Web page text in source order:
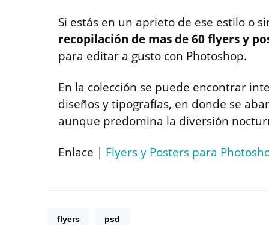
Si estás en un aprieto de ese estilo o
recopilación de mas de 60 flyers y
para editar a gusto con Photoshop.
En la colección se puede encontrar
diseños y tipografías, en donde se
aunque predomina la diversión
Enlace | Flyers y Posters para
flyers psd